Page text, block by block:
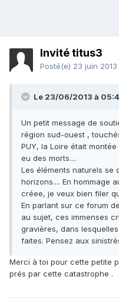
Invité titus3
Posté(e) 23 juin 2013
Le 23/06/2013 à
Un petit message de
région sud-ouest ,
PUY, la Loire était
eu des morts....
Les éléments naturels se
horizons.... En hommage
créee, je veux bien filer
En parlant sur ce forum
au sujet, ces immenses
gravières, dans
faites. Pensez aux
Merci à toi pour cette petite
prés par cette catastrophe .